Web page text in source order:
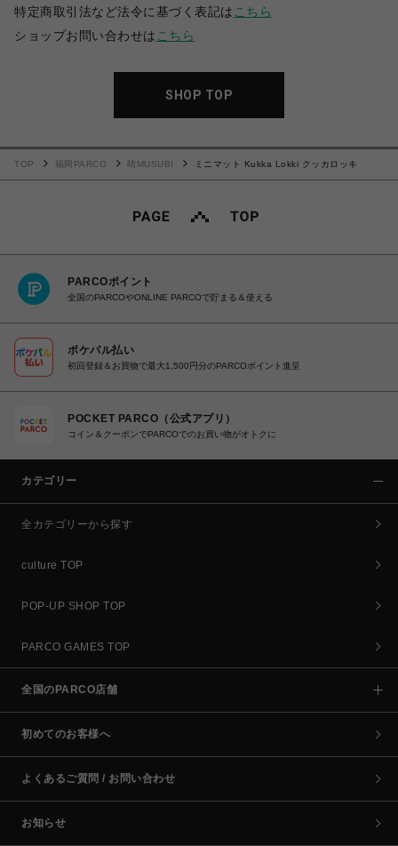
特定商取引法など法令に基づく表記は こちら
ショップお問い合わせは こちら
SHOP TOP
TOP 福岡PARCO 晴MUSUBI ミニマット Kukka Lokki クッカロッキ
PARCOポイント
全国のPARCOやONLINE PARCOで貯まる＆使える
ポケパル払い
初回登録＆お買物で最大1,500円分のPARCOポイント進呈
POCKET PARCO（公式アプリ）
コイン＆クーポンでPARCOでのお買い物がオトクに
カテゴリー
全カテゴリーから探す
culture TOP
POP-UP SHOP TOP
PARCO GAMES TOP
全国のPARCO店舗
初めてのお客様へ
よくあるご質問 / お問い合わせ
お知らせ